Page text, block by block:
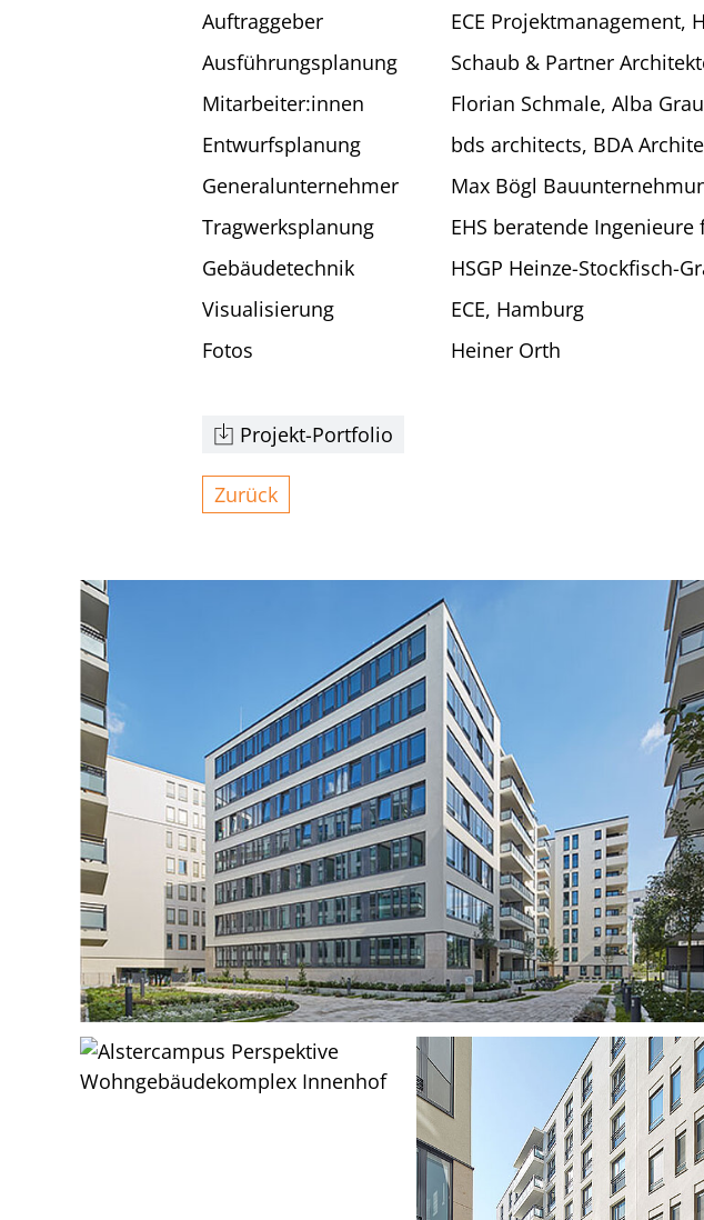
Auftraggeber
ECE Projektmanagement,
Ausführungsplanung
Schaub & Partner
Mitarbeiter:innen
Florian Schmale, Alba
Entwurfsplanung
bds architects, BDA
Generalunternehmer
Max Bögl
Tragwerksplanung
EHS beratende
Gebäudetechnik
HSGP Heinze-Stockfisch-
Visualisierung
ECE, Hamburg
Fotos
Heiner Orth
Projekt-Portfolio
Zurück